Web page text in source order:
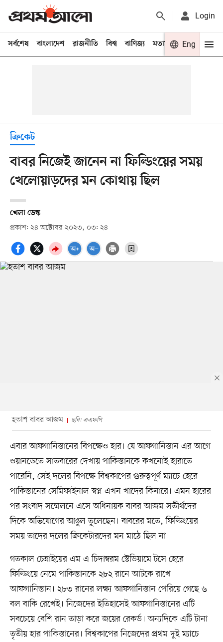
Login
সর্বশেষ বাংলাদেশ রাজনীতি বিশ্ব বাণিজ্য মতামত খেলা
Eng
ক্রিকেট
বাবর নিজেই জানেন না ফিল্ডিংয়ের সময়
খেলোয়াড়দের মন কোথায় ছিল
খেলা ডেস্ক
প্রকাশ: ২৪ অক্টোবর ২০২৩, ০৩: ২৪
হতাশ বাবর আজম ছবি: এএফপি
এবার আফগানিস্তানের বিপক্ষেও হার। যে আফগানিস্তান এর আগে
ওয়ানডেতে সাতবারের দেখায় পাকিস্তানকে কখনোই হারাতে
পারেনি, সেই দলের বিপক্ষে বিশ্বকাপের গুরুত্বপূর্ণ ম্যাচে হেরে
পাকিস্তানের সেমিফাইনাল স্বপ্ন এখন খাদের কিনারে। এমন হারের
পর সংবাদ সম্মেলনে এসে অধিনায়ক বাবর আজম সতীর্থদের
দিকে অভিযোগের আঙুল তুলেছেন। বাবরের মতে, ফিল্ডিংয়ের
সময় তাদের দলের ক্রিকেটারদের মন মাঠে ছিল না।
গতকাল চেন্নাইয়ের এম এ চিদাম্বরম স্টেডিয়ামে টসে হেরে
ফিল্ডিংয়ে নেমে পাকিস্তানকে ২৮২ রানে আটকে রাখে
আফগানিস্তান। ২৮৩ রানের লক্ষ্য আফগানিস্তান পেরিয়ে গেছে ৬
বল বাকি রেখেই। নিজেদের ইতিহাসেই আফগানিস্তানের এটি
সবচেয়ে বেশি রান তাড়া করে জয়ের রেকর্ড। অন্যদিকে এটি টানা
তৃতীয় হার পাকিস্তানের। বিশ্বকাপের নিজেদের প্রথম দুই ম্যাচে